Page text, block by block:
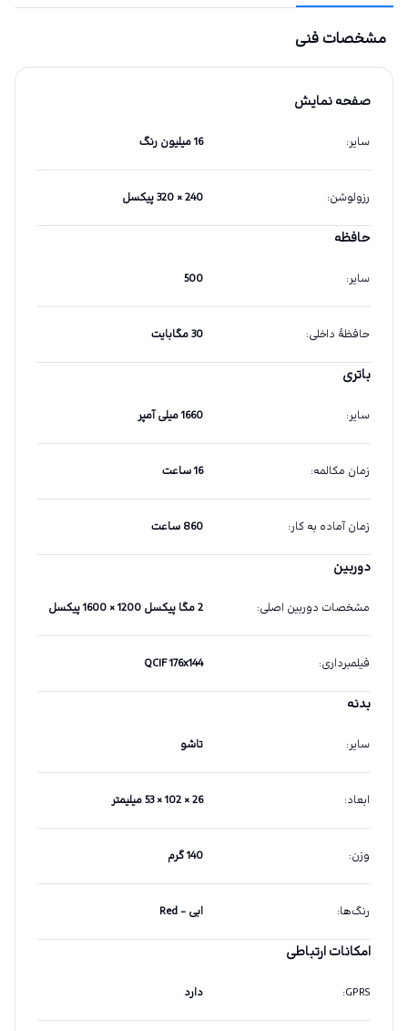
مشخصات فنی
صفحه نمایش
سایر: 16 میلیون رنگ
رزولوشن: 240 × 320 پیکسل
حافظه
سایر:
500
حافظهٔ داخلی: 30 مگابایت
باتری
سایر: 1660 میلی آمپر
زمان مکالمه: 16 ساعت
زمان آماده به کار: 860 ساعت
دوربین
مشخصات دوربین اصلی: 2 مگا پیکسل 1200 × 1600 پیکسل
فیلمبرداری:
QCIF 176x144
بدنه
سایر: تاشو
ابعاد: 26 × 102 × 53 میلیمتر
وزن: 140 گرم
رنگ‌ها: ابی - Red
امکانات ارتباطی
GPRS
: دارد